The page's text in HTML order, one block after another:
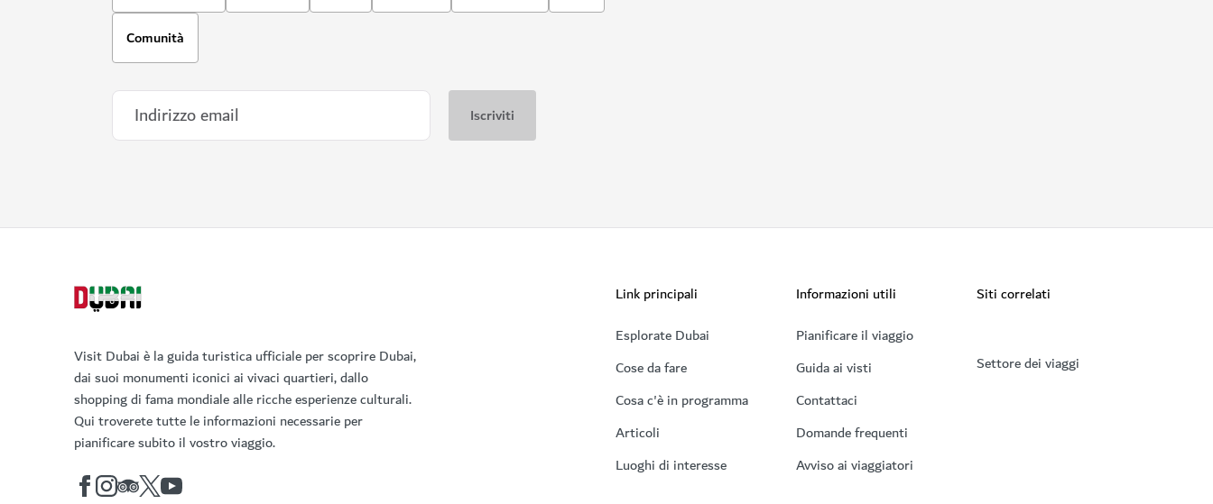
Comunità
Visit Dubai è la guida turistica ufficiale per scoprire Dubai,
dai suoi monumenti iconici ai vivaci quartieri, dallo
shopping di fama mondiale alle ricche esperienze culturali.
Qui troverete tutte le informazioni necessarie per
pianificare subito il vostro viaggio.
Link principali
Esplorate Dubai
Cose da fare
Cosa c'è in programma
Articoli
Luoghi di interesse
Informazioni utili
Pianificare il viaggio
Guida ai visti
Contattaci
Domande frequenti
Avviso ai viaggiatori
Siti correlati
Settore dei viaggi